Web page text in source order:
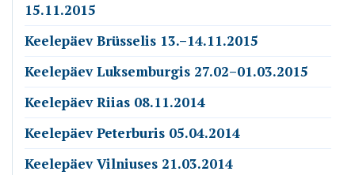
15.11.2015
Keelepäev Brüsselis 13.–14.11.2015
Keelepäev Luksemburgis 27.02–01.03.2015
Keelepäev Riias 08.11.2014
Keelepäev Peterburis 05.04.2014
Keelepäev Vilniuses 21.03.2014